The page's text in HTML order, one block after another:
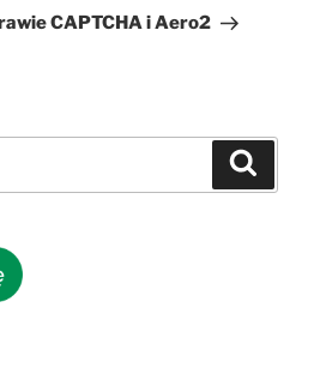
CAPTCHA i Aero2